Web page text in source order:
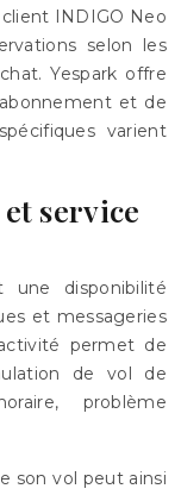
INDIGO Neo
selon les
Yespark offre
et de
varient
service
une disponibilité
et messageries
permet de
de vol de
problème
son vol peut ainsi